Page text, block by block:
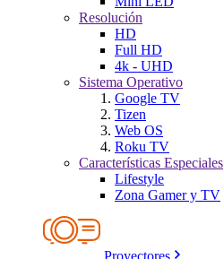
Resolución
HD
Full HD
4k - UHD
Sistema Operativo
Google TV
Tizen
Web OS
Roku TV
Características Especiales
Lifestyle
Zona Gamer y TV
Proyectores